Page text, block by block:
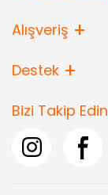
Alışveriş
Destek
Bizi Takip Edin